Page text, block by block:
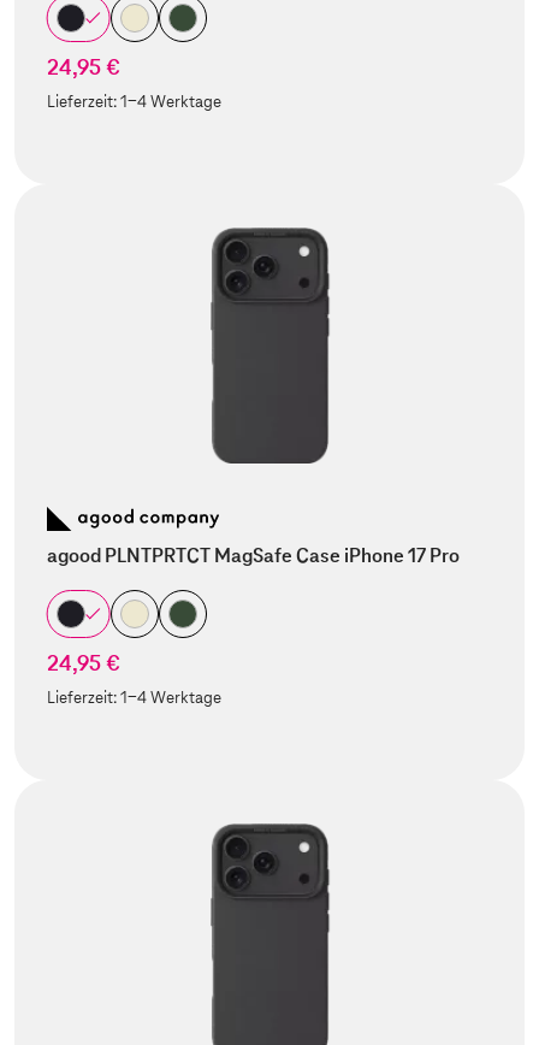
24,95 €
Lieferzeit:1-4 Werktage
agood PLNTPRTCT MagSafe Case iPhone 17 Pro
24,95 €
Lieferzeit:1-4 Werktage